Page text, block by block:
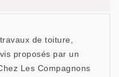
de toiture,
proposés par un
Les Compagnons